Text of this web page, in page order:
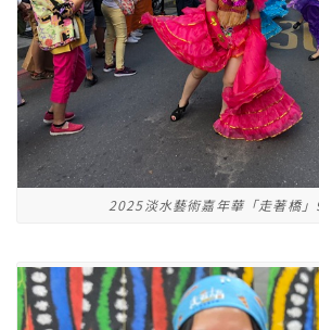
2025淡水藝術嘉年華「走著橋